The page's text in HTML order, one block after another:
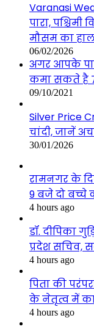
Varanasi
पारा,
मौसम का
06/02/2026
अगर आपके
कमा सकते है
09/10/2021
Silver Price
चांदी, जानें
30/01/2026
रामनगर के
9 बजे दो बच्चे
4 hours ago
डॉ. दीपिका
प्रदेश सचिव,
4 hours ago
पिता की
के नेतृत्व में
4 hours ago